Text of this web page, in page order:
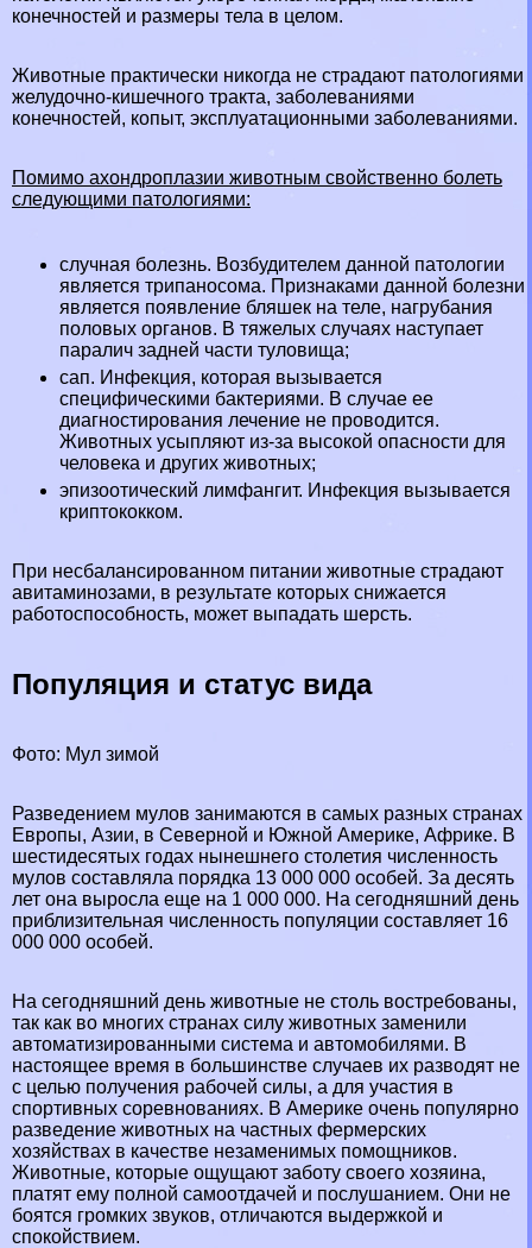
конечностей и размеры тела в целом.
Животные пpaктически никогда не страдают патологиями
желудочно-кишечного тpaкта, заболеваниями
конечностей, копыт, эксплуатационными заболеваниями.
Помимо ахондроплазии животным свойственно болеть
следующими патологиями:
случная болезнь. Возбудителем данной патологии
является трипаносома. Признаками данной болезни
является появление бляшек на теле, нагрубания
пoлoвых органов. В тяжелых случаях наступает
паралич задней части туловища;
сап. Инфекция, которая вызывается
специфическими бактериями. В случае ее
диагностирования лечение не проводится.
Животных усыпляют из-за высокой опасности для
человека и других животных;
эпизоотический лимфангит. Инфекция вызывается
криптококком.
При несбалансированном питании животные страдают
авитаминозами, в результате которых снижается
работоспособность, может выпадать шерсть.
Популяция и статус вида
Фото: Мул зимой
Разведением мулов занимаются в самых разных странах
Европы, Азии, в Северной и Южной Америке, Африке. В
шестидесятых годах нынешнего столетия численность
мулов составляла порядка 13 000 000 особей. За десять
лет она выросла еще на 1 000 000. На сегодняшний день
приблизительная численность популяции составляет 16
000 000 особей.
На сегодняшний день животные не столь востребованы,
так как во многих странах силу животных заменили
автоматизированными система и автомобилями. В
настоящее время в большинстве случаев их разводят не
с целью получения рабочей силы, а для участия в
спортивных соревнованиях. В Америке очень популярно
разведение животных на частных фермерских
хозяйствах в качестве незаменимых помощников.
Животные, которые ощущают заботу своего хозяина,
платят ему полной самоотдачей и послушанием. Они не
боятся громких звуков, отличаются выдержкой и
спокойствием.